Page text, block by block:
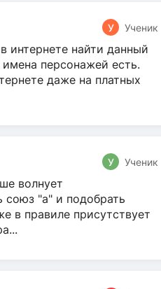
У Ученик
интернете найти данный
персонажей есть.
даже на платных
У Ученик
волнует
союз "а" и подобрать
в правиле присутствует